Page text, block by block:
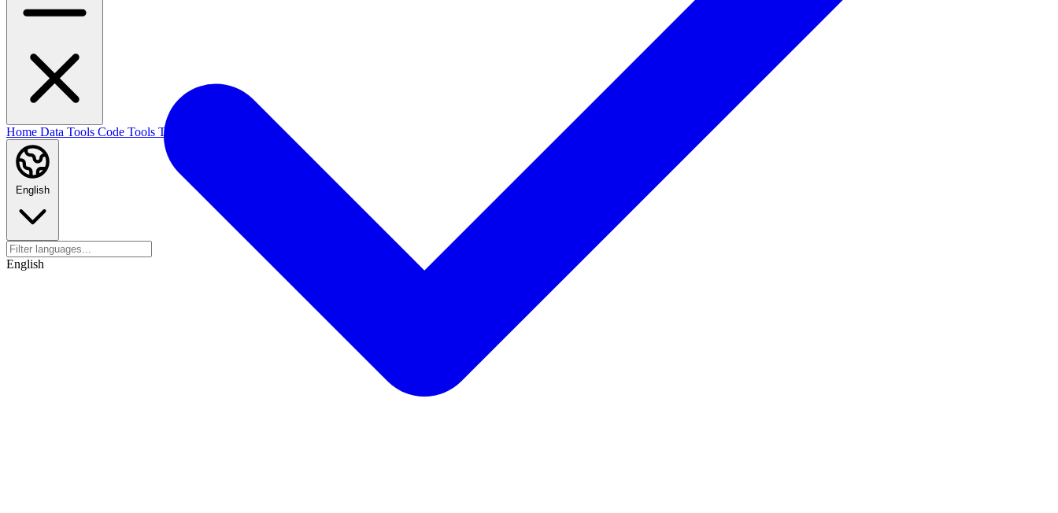
Home Data Tools Code Tools Text Tools
English
English